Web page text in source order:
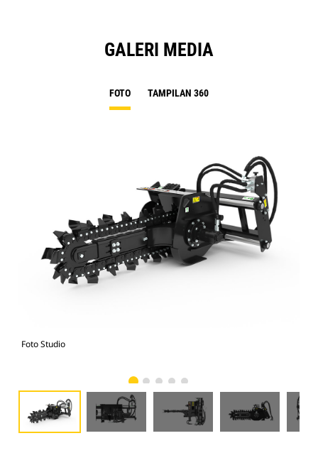
GALERI MEDIA
FOTO TAMPILAN 360
Foto Studio